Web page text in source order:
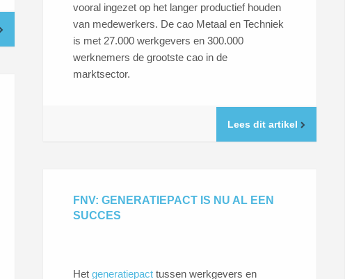
vooral ingezet op het langer productief houden
van medewerkers. De cao Metaal en Techniek
is met 27.000 werkgevers en 300.000
werknemers de grootste cao in de
marktsector.
Lees dit artikel
FNV: GENERATIEPACT IS NU AL EEN
SUCCES
Hetgeneratiepact tussen werkgevers en